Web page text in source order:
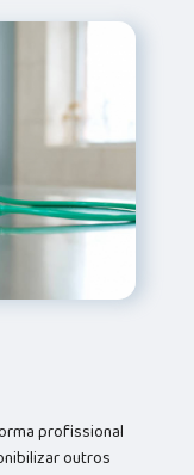
profissional
outros